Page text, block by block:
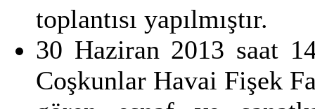
toplantısı yapılmıştır.
30 Haziran 2013 saat
Coşkunlar Havai Fişek